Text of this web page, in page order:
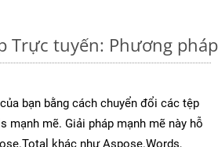
Trực tuyến: Phương
bạn bằng cách chuyển đổi các tệp
mạnh mẽ. Giải pháp mạnh mẽ này hỗ
khác như Aspose.Words,